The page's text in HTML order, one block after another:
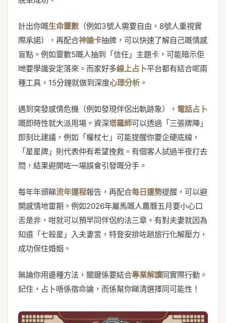
計出你嘅生命靈數（例如3號人需要自由，8號人重視實
際承諾），再配合神諭卡抽牌，可以快速了解自己嘅情感
盲點。例如靈數5嘅人抽到「信任」主題卡，可能暗示佢
哋要學識安定落來。而家好多線上占卜平台都有結合呢兩
種工具，15分鐘就做到深度心理分析 。
遇到突發感情危機（例如發現伴侶出軌跡象）， 電話占卜
嘅即時性就大派用場。資深塔羅師可以透過「三張牌陣」
即刻比建議，例如「權杖七」可能提醒你要企硬底線，
「星星牌」則代表仲有希望挽救。有個客人試過半夜打去
問，結果避開咗一場誤會引發嘅分手。
每年年頭睇流年運程報告，再配合每日運勢提醒，可以避
開感情地雷期。例如2026年屬馬嘅人農曆五月要小心口
舌是非，咁就可以預早同伴侶約法三章。有對夫妻就因為
知道「七殺星」入夫妻宮，特登安排咗趟旅行化解壓力，
成功保住婚姻。
無論你用邊種方法，關鍵係要結合專業解讀同實際行動。
記住，占卜唔係宿命論，而係幫你睇清選擇同可能性！